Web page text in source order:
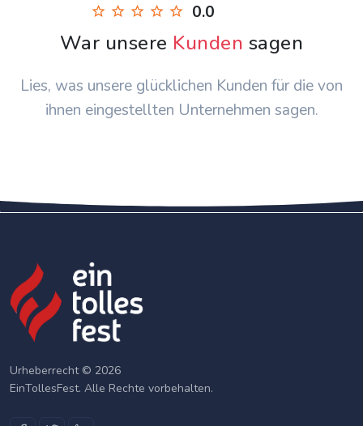
0.0
War unsere Kunden sagen
Lies, was unsere glücklichen Kunden für die von
ihnen eingestellten Unternehmen sagen.
Urheberrecht © 2026
EinTollesFest. Alle Rechte vorbehalten.